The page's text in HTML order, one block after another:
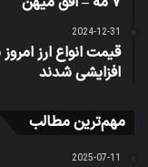
2024-12-31
افزایشی شدند
مهم‌ترین مطالب
2025-07-11